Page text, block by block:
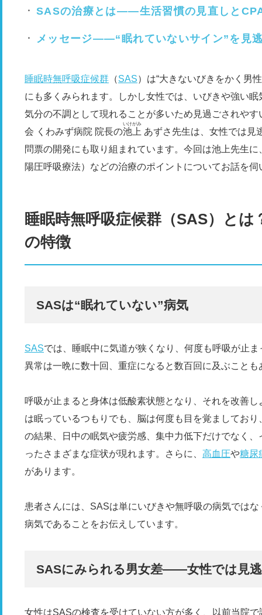
SASの治療とは――生活習慣の見直しと
メッセージ――“眠れていないサイン”を見
睡眠時無呼吸症候群 （SAS）は“大きないびきをかく男
にも多くみられます。しかし女性では、いびきや強い
気分の不調として現れることが多いため見過ごされや
会 くわみず病院 院長の池上
いけがみ
あずさ先生は、女性では見
問票の開発にも取り組まれています。今回は池上先生
陽圧呼吸療法）などの治療のポイントについてお話を伺
睡眠時無呼吸症候群（SAS）と
の特徴
SASは“眠れていない”病気
SASでは、睡眠中に気道が狭くなり、何度も呼吸が止
異常は一晩に数十回、重症になると数百回に及ぶことも
呼吸が止まると身体は低酸素状態となり、それを改善
は眠っているつもりでも、脳は何度も目を覚ましてお
の結果、日中の眠気や疲労感、集中力低下だけでなく
ったさまざまな症状が現れます。さらに、 高血圧や糖尿
があります。
患者さんには、SASは単にいびきや無呼吸の病気では
病気であることをお伝えしています。
SASにみられる男女差――女性では見
女性はSASの検査を受けていない方が多く、以前当院